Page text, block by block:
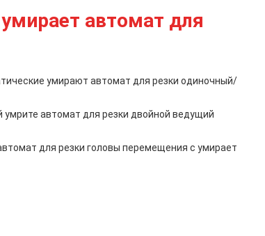
автомат для
умирают автомат для резки одиночный/
автомат для резки двойной ведущий
для резки головы перемещения с умирает